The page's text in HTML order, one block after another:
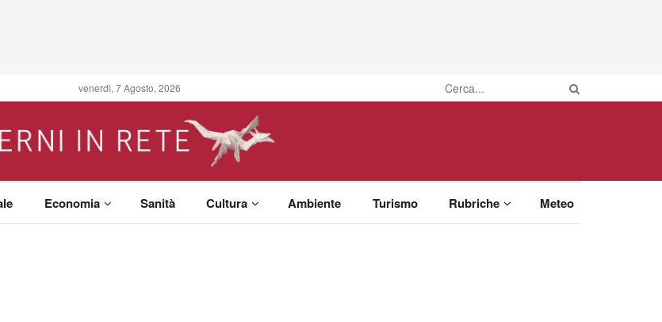
venerdì, 7 Agosto, 2026
Economia Sanità Cultura Ambiente Turismo Rubriche Meteo